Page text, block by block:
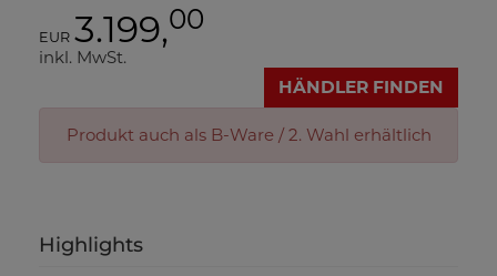
EUR 3.199,00
inkl. MwSt.
HÄNDLER FINDEN
Produkt auch als B-Ware / 2. Wahl erhältlich
Highlights